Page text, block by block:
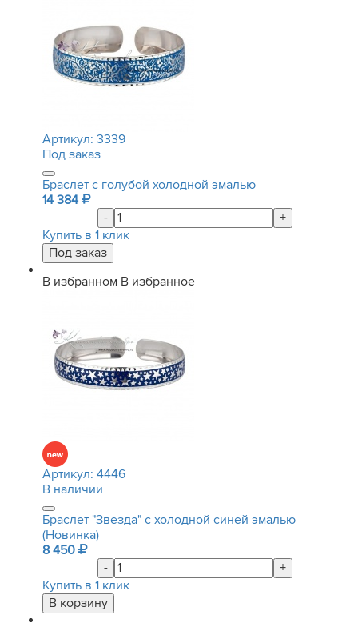
Артикул: 3339
Под заказ
Браслет с голубой холодной эмалью
14 384
-
+
Купить в 1 клик
В избранном В избранное
Артикул: 4446
В наличии
Браслет "Звезда" с холодной синей эмалью
(Новинка)
8 450
-
+
Купить в 1 клик